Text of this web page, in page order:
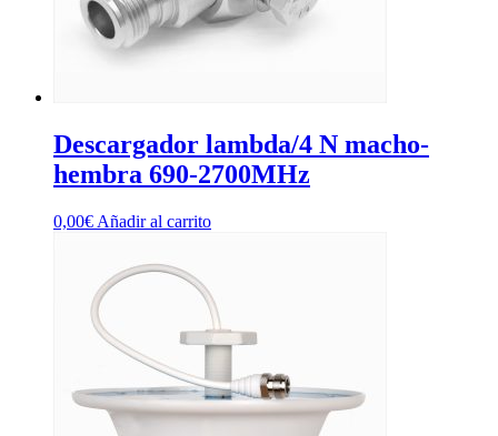
Descargador lambda/4 N macho-
hembra 690-2700MHz
0,00€ Añadir al carrito